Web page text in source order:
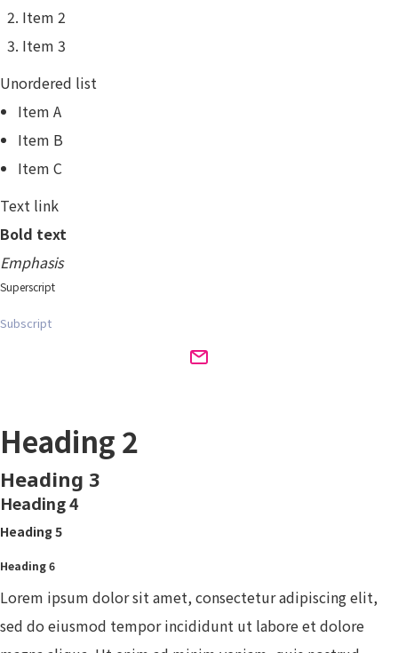
Item 2
Item 3
Unordered list
Item A
Item B
Item C
Text link
Bold text
Emphasis
Superscript
Subscript
Heading 2
Heading 3
Heading 4
Heading 5
Heading 6
Lorem ipsum dolor sit amet, consectetur adipiscing elit,
sed do eiusmod tempor incididunt ut labore et dolore